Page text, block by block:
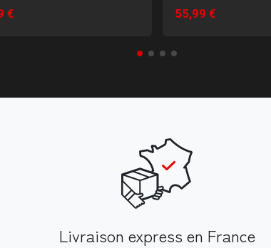
€ 55,99 €
Livraison express en France